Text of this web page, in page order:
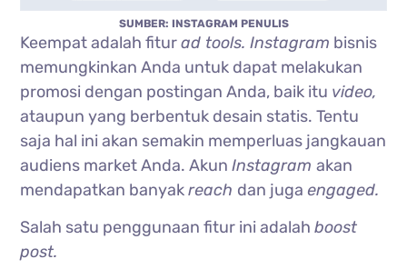
SUMBER: INSTAGRAM PENULIS
Keempat adalah fiturad tools. Instagram bisnis
memungkinkan Anda untuk dapat melakukan
promosi dengan postingan Anda, baik itu video,
ataupun yang berbentuk desain statis. Tentu
saja hal ini akan semakin memperluas jangkauan
audiens market Anda. AkunInstagramakan
mendapatkan banyakreach dan juga engaged.
Salah satu penggunaan fitur ini adalahboost
post.